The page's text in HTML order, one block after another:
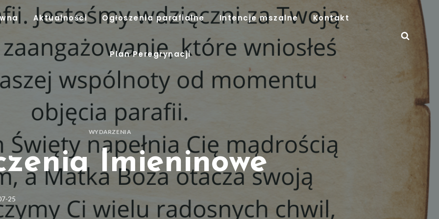
Aktualności Ogłoszenia parafialne Intencje mszalne Kontakt
Plan Peregrynacji
WYDARZENIA
Imieninowe
25